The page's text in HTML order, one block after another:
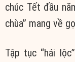
chúc Tết đầu
chùa” mang về
Tập tục “hái